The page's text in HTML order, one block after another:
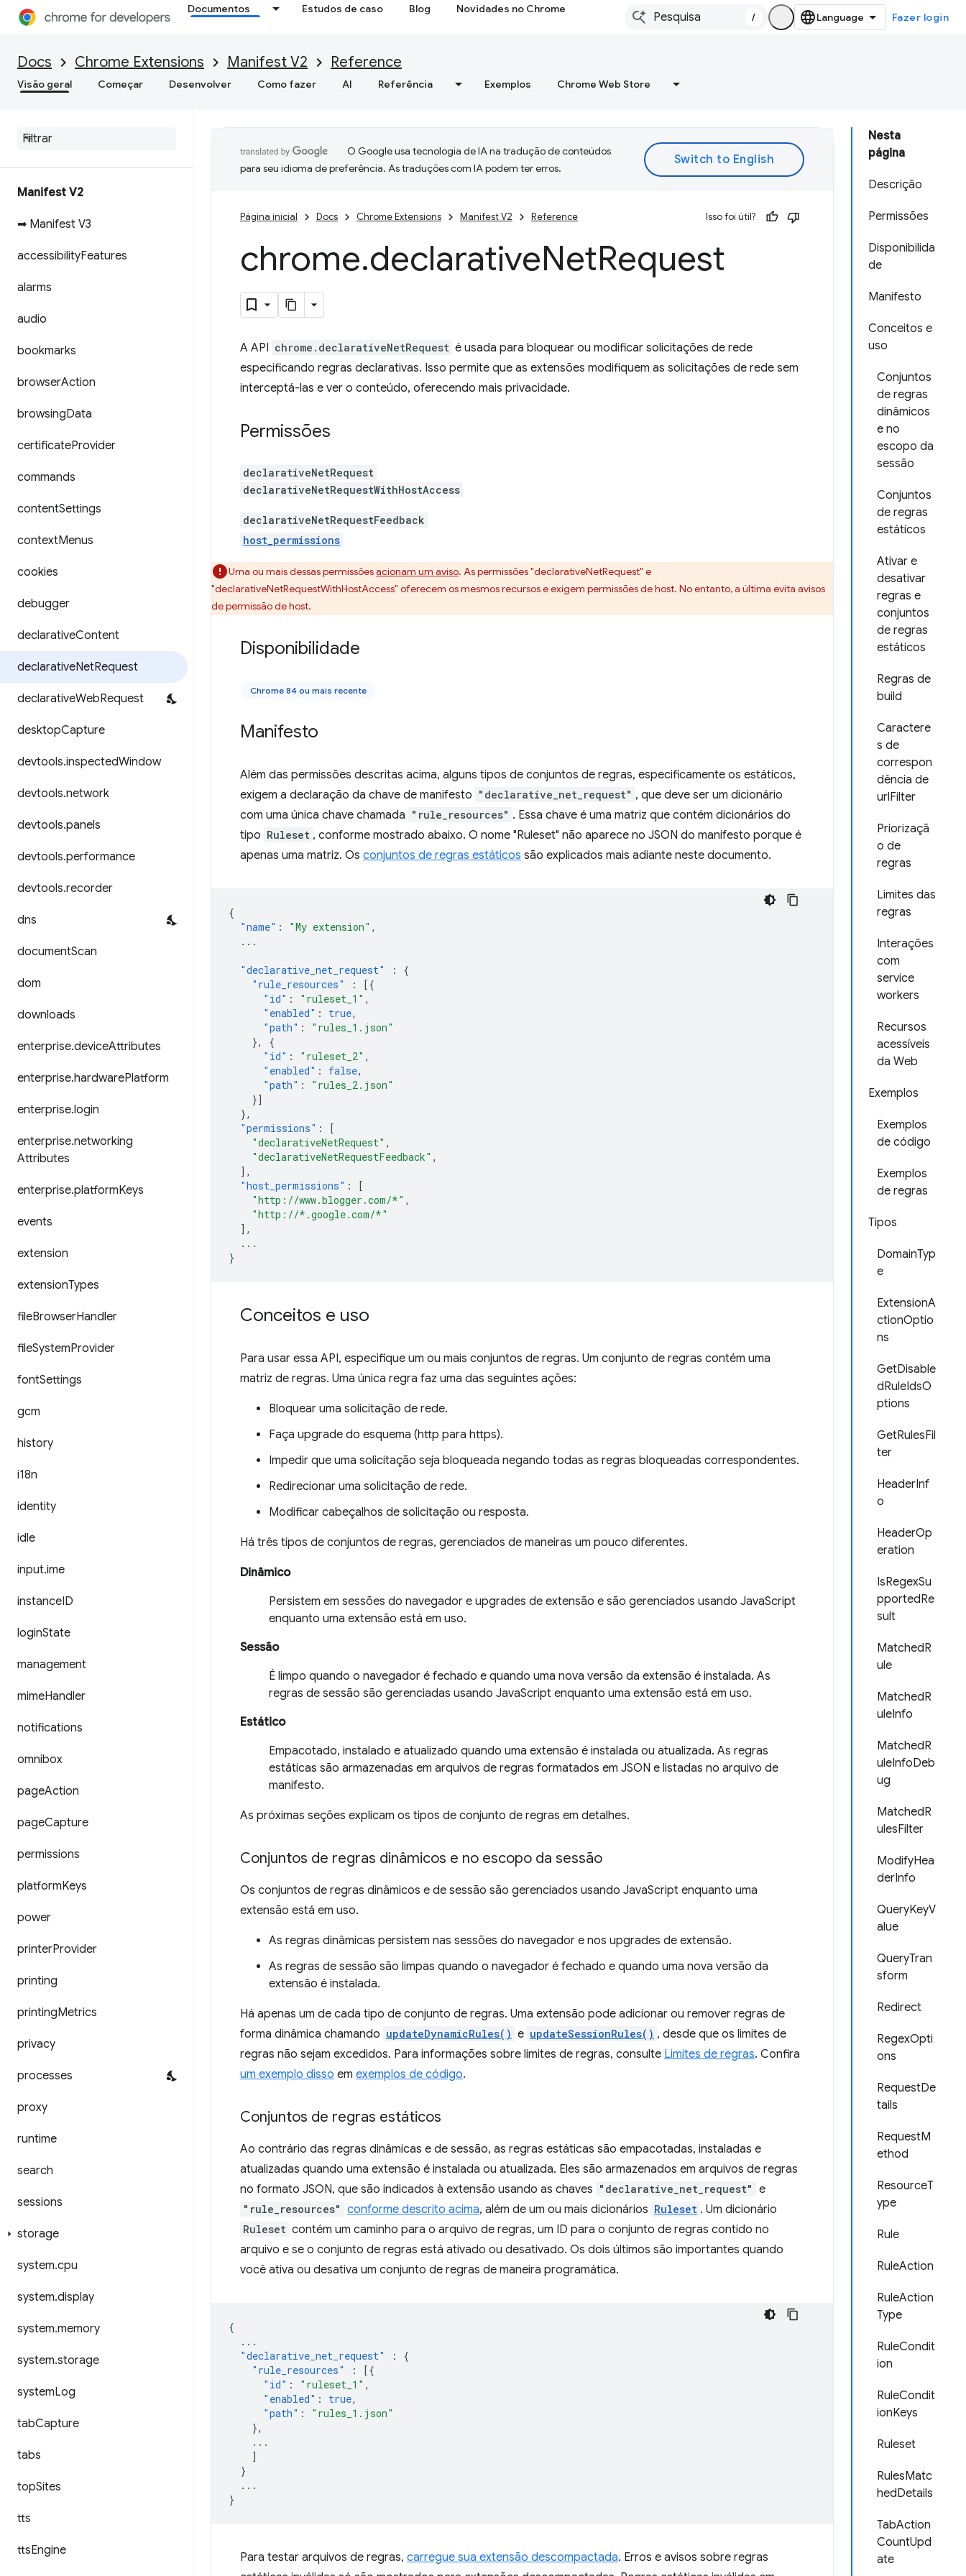
Documentos Estudos de caso Blog Novidades no Chrome
/ Fazer login
Docs Chrome Extensions Manifest V2 Reference
Visão geral Começar Desenvolver Como fazer AI Referência Exemplos Chrome Web Store
Manifest V2
➡ Manifest V3
accessibilityFeatures
alarms
audio
bookmarks
browserAction
browsingData
certificateProvider
commands
contentSettings
contextMenus
cookies
debugger
declarativeContent
declarativeNetRequest
declarativeWebRequest
desktopCapture
devtools.inspectedWindow
devtools.network
devtools.panels
devtools.performance
devtools.recorder
dns
documentScan
dom
downloads
enterprise.deviceAttributes
enterprise.hardwarePlatform
enterprise.login
enterprise.networking
Attributes
enterprise.platformKeys
events
extension
extensionTypes
fileBrowserHandler
fileSystemProvider
fontSettings
gcm
history
i18n
identity
idle
input.ime
instanceID
loginState
management
mimeHandler
notifications
omnibox
pageAction
pageCapture
permissions
platformKeys
power
printerProvider
printing
printingMetrics
privacy
processes
proxy
runtime
search
sessions
storage
system.cpu
system.display
system.memory
system.storage
systemLog
tabCapture
tabs
topSites
tts
ttsEngine
Nesta
página
Descrição
Permissões
Disponibilida
de
Manifesto
Conceitos e
uso
Conjuntos
de regras
dinâmicos
e no
escopo da
sessão
Conjuntos
de regras
estáticos
Ativar e
desativar
regras e
conjuntos
de regras
estáticos
Regras de
build
Caractere
s de
correspon
dência de
urlFilter
Priorizaçã
o de
regras
Limites das
regras
Interações
com
service
workers
Recursos
acessíveis
da Web
Exemplos
Exemplos
de código
Exemplos
de regras
Tipos
DomainTyp
e
ExtensionA
ctionOptio
ns
GetDisable
dRuleIdsO
ptions
GetRulesFil
ter
HeaderInf
o
HeaderOp
eration
IsRegexSu
pportedRe
sult
MatchedR
ule
MatchedR
uleInfo
MatchedR
uleInfoDeb
ug
MatchedR
ulesFilter
ModifyHea
derInfo
QueryKeyV
alue
QueryTran
sform
Redirect
RegexOpti
ons
RequestDe
tails
RequestM
ethod
ResourceT
ype
Rule
RuleAction
RuleAction
Type
RuleCondit
ion
RuleCondit
ionKeys
Ruleset
RulesMatc
hedDetails
TabAction
CountUpd
ate
O Google usa tecnologia de IA na tradução de conteúdos
para seu idioma de preferência. As traduções com IA podem ter erros.
Página inicial Docs Chrome Extensions Manifest V2 Reference Isso foi útil?
chrome.declarativeNetRequest
A API chrome.declarativeNetRequest é usada para bloquear ou modificar solicitações de rede
especificando regras declarativas. Isso permite que as extensões modifiquem as solicitações de rede sem
interceptá-las e ver o conteúdo, oferecendo mais privacidade.
Permissões
declarativeNetRequest
declarativeNetRequestWithHostAccess
declarativeNetRequestFeedback
host_permissions
Uma ou mais dessas permissõesacionam um aviso. As permissões "declarativeNetRequest" e
"declarativeNetRequestWithHostAccess" oferecem os mesmos recursos e exigem permissões de host. No entanto, a última evita avisos
de permissão de host.
Disponibilidade
Chrome 84 ou mais recente
Manifesto
Além das permissões descritas acima, alguns tipos de conjuntos de regras, especificamente os estáticos,
exigem a declaração da chave de manifesto "declarative_net_request" , que deve ser um dicionário
com uma única chave chamada "rule_resources" . Essa chave é uma matriz que contém dicionários do
tipo Ruleset , conforme mostrado abaixo. O nome "Ruleset" não aparece no JSON do manifesto porque é
apenas uma matriz. Os conjuntos de regras estáticos são explicados mais adiante neste documento.
{
"name" : "My extension" ,
...
"declarative_net_request" :
{
"rule_resources"
:
[{
"id" : "ruleset_1" ,
"enabled" : true,
"path" :
"rules_1.json"
},
{
"id" : "ruleset_2" ,
"enabled" : false,
"path" :
"rules_2.json"
}]
},
"permissions" :
[
"declarativeNetRequest" ,
"declarativeNetRequestFeedback" ,
],
"host_permissions" :
[
"http://www.blogger.com/*" ,
"http://*.google.com/*"
],
...
}
Conceitos e uso
Para usar essa API, especifique um ou mais conjuntos de regras. Um conjunto de regras contém uma
matriz de regras. Uma única regra faz uma das seguintes ações:
Bloquear uma solicitação de rede.
Faça upgrade do esquema (http para https).
Impedir que uma solicitação seja bloqueada negando todas as regras bloqueadas correspondentes.
Redirecionar uma solicitação de rede.
Modificar cabeçalhos de solicitação ou resposta.
Há três tipos de conjuntos de regras, gerenciados de maneiras um pouco diferentes.
Dinâmico
Persistem em sessões do navegador e upgrades de extensão e são gerenciados usando JavaScript
enquanto uma extensão está em uso.
Sessão
É limpo quando o navegador é fechado e quando uma nova versão da extensão é instalada. As
regras de sessão são gerenciadas usando JavaScript enquanto uma extensão está em uso.
Estático
Empacotado, instalado e atualizado quando uma extensão é instalada ou atualizada. As regras
estáticas são armazenadas em arquivos de regras formatados em JSON e listadas no arquivo de
manifesto.
As próximas seções explicam os tipos de conjunto de regras em detalhes.
Conjuntos de regras dinâmicos e no escopo da sessão
Os conjuntos de regras dinâmicos e de sessão são gerenciados usando JavaScript enquanto uma
extensão está em uso.
As regras dinâmicas persistem nas sessões do navegador e nos upgrades de extensão.
As regras de sessão são limpas quando o navegador é fechado e quando uma nova versão da
extensão é instalada.
Há apenas um de cada tipo de conjunto de regras. Uma extensão pode adicionar ou remover regras de
forma dinâmica chamando updateDynamicRules() e updateSessionRules() , desde que os limites de
regras não sejam excedidos. Para informações sobre limites de regras, consulte Limites de regras. Confira
um exemplo disso em exemplos de código.
Conjuntos de regras estáticos
Ao contrário das regras dinâmicas e de sessão, as regras estáticas são empacotadas, instaladas e
atualizadas quando uma extensão é instalada ou atualizada. Eles são armazenados em arquivos de regras
no formato JSON, que são indicados à extensão usando as chaves "declarative_net_request" e
"rule_resources" conforme descrito acima, além de um ou mais dicionários Ruleset . Um dicionário
Ruleset contém um caminho para o arquivo de regras, um ID para o conjunto de regras contido no
arquivo e se o conjunto de regras está ativado ou desativado. Os dois últimos são importantes quando
você ativa ou desativa um conjunto de regras de maneira programática.
{
...
"declarative_net_request"
:
{
"rule_resources"
:
[{
"id" : "ruleset_1" ,
"enabled" : true,
"path" :
"rules_1.json"
},
...
]
}
...
}
Para testar arquivos de regras, carregue sua extensão descompactada. Erros e avisos sobre regras